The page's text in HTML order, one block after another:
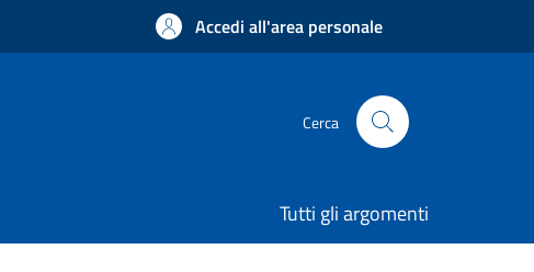
Accedi all'area personale
Cerca
Tutti gli argomenti